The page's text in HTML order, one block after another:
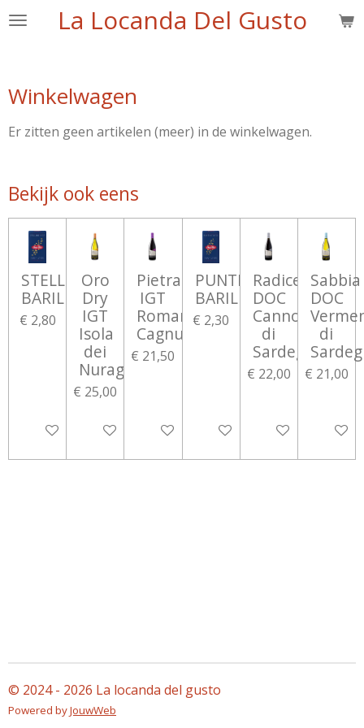
Ga
hoofdinhoud
La Locanda Del Gusto
Winkelwagen
Er zitten geen artikelen (meer) in de winkelwagen.
Bekijk ook eens
STELLINE
BARILLA
€ 2,80
In winkelwagen
Oro
Dry
IGT
Isola
dei
Nuraghi
€ 25,00
In winkelwagen
Pietra
IGT
Romangia
Cagnulari
€ 21,50
In winkelwagen
PUNTINE
BARILLA
€ 2,30
In winkelwagen
Radice
DOC
Cannonau
di
Sardegna
€ 22,00
In winkelwagen
Sabbia
DOC
di
€ 21,00
In
© 2024 - 2026 La locanda del gusto
Powered byJouwWeb